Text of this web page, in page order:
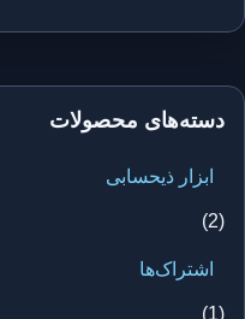
دسته‌های محصولات
ابزار ذیحسابی
(2)
اشتراک‌ها
(1)